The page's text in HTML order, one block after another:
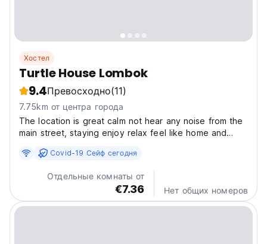
Хостел
Turtle House Lombok
9.4Превосходно(11)
7.75km от центра города
The location is great calm not hear any noise from the
main street, staying enjoy relax feel like home and
needing a place to stay? Be it for work or for leisure,
consider staying at this Hotel for your next visit,...
Covid-19 Сейф сегодня
Отдельные комнаты от
€7.36 Нет общих номеров